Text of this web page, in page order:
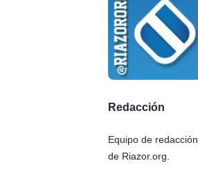
Redacción
Equipo de redacción
de Riazor.org.